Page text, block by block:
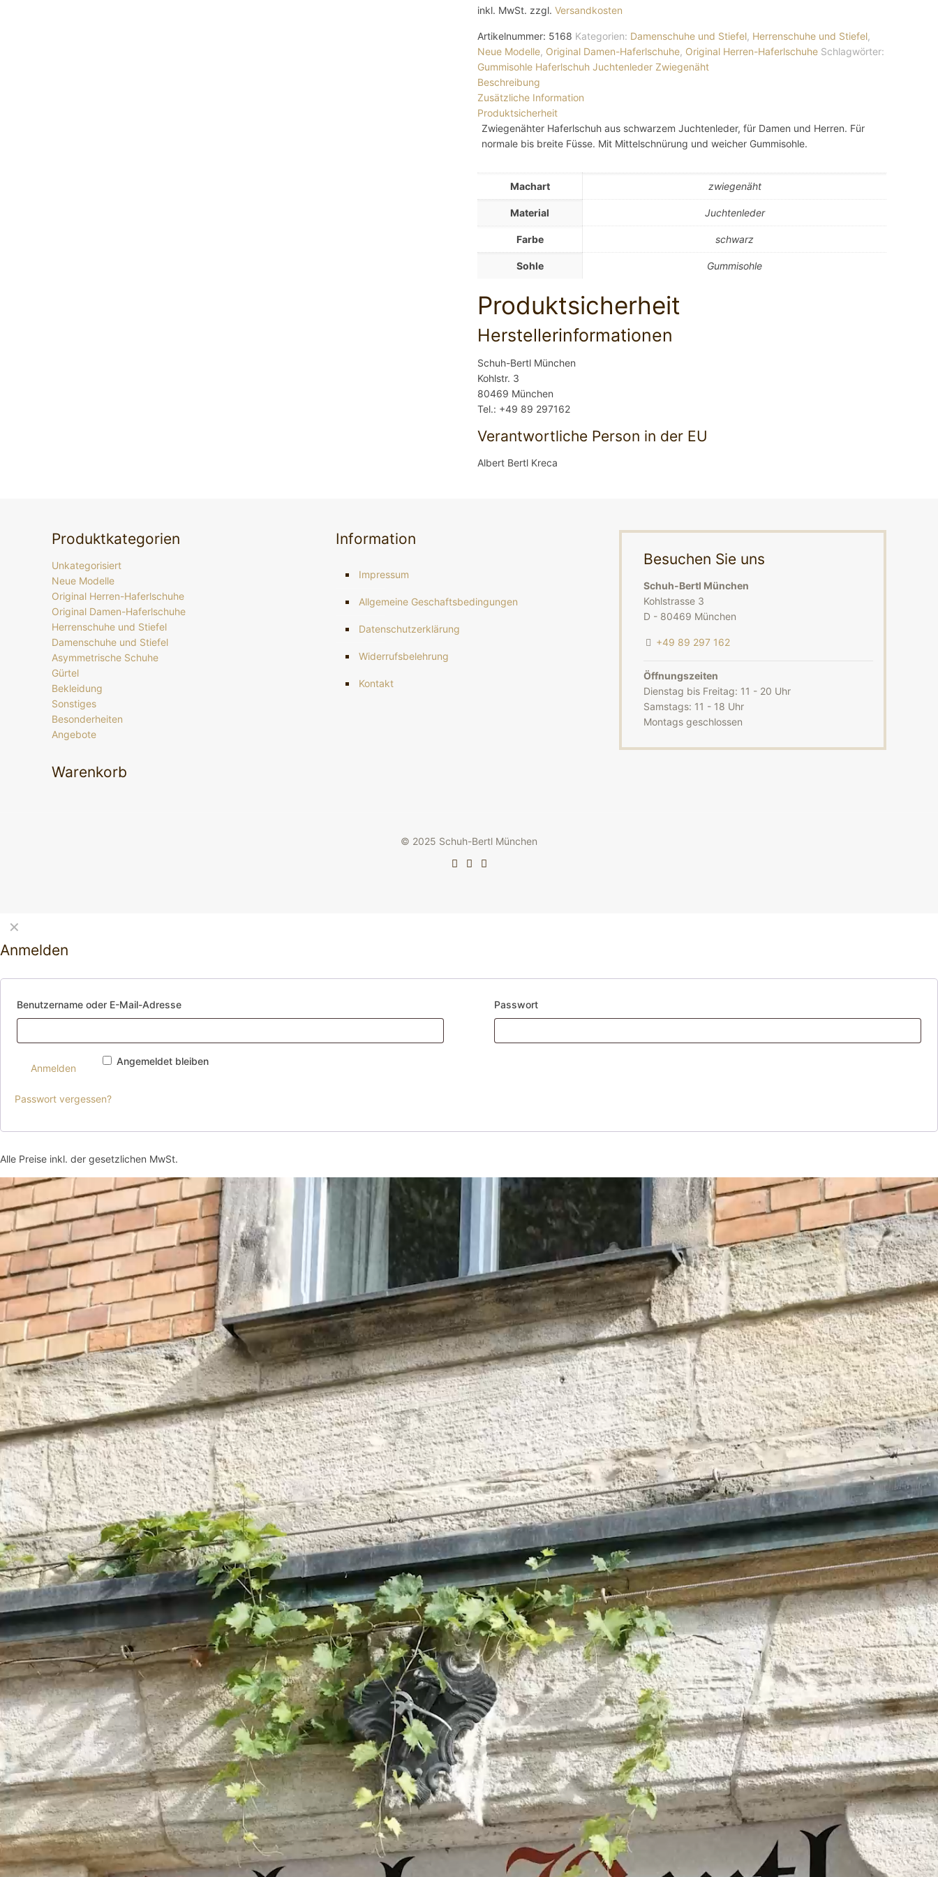
inkl. MwSt. zzgl. Versandkosten
Artikelnummer: 5168 Kategorien: Damenschuhe und Stiefel, Herrenschuhe und Stiefel,
Neue Modelle, Original Damen-Haferlschuhe, Original Herren-Haferlschuhe Schlagwörter:
Gummisohle Haferlschuh Juchtenleder Zwiegenäht
Beschreibung
Zusätzliche Information
Produktsicherheit
Zwiegenähter Haferlschuh aus schwarzem Juchtenleder, für Damen und Herren. Für
normale bis breite Füsse. Mit Mittelschnürung und weicher Gummisohle.
Machart zwiegenäht
Material Juchtenleder
Farbe schwarz
Sohle Gummisohle
Produktsicherheit
Herstellerinformationen
Schuh-Bertl München
Kohlstr. 3
80469 München
Tel.: +49 89 297162
Verantwortliche Person in der EU
Albert Bertl Kreca
Produktkategorien
Unkategorisiert
Neue Modelle
Original Herren-Haferlschuhe
Original Damen-Haferlschuhe
Herrenschuhe und Stiefel
Damenschuhe und Stiefel
Asymmetrische Schuhe
Gürtel
Bekleidung
Sonstiges
Besonderheiten
Angebote
Warenkorb
Information
Impressum
Allgemeine Geschaftsbedingungen
Datenschutzerklärung
Widerrufsbelehrung
Kontakt
Besuchen Sie uns
Schuh-Bertl München
Kohlstrasse 3
D - 80469 München
+49 89 297 162
Öffnungszeiten
Dienstag bis Freitag: 11 - 20 Uhr
Samstags: 11 - 18 Uhr
Montags geschlossen
© 2025 Schuh-Bertl München
✕
Anmelden
Benutzername oder E-Mail-Adresse Passwort
Angemeldet bleiben
Anmelden
Passwort vergessen?
Alle Preise inkl. der gesetzlichen MwSt.